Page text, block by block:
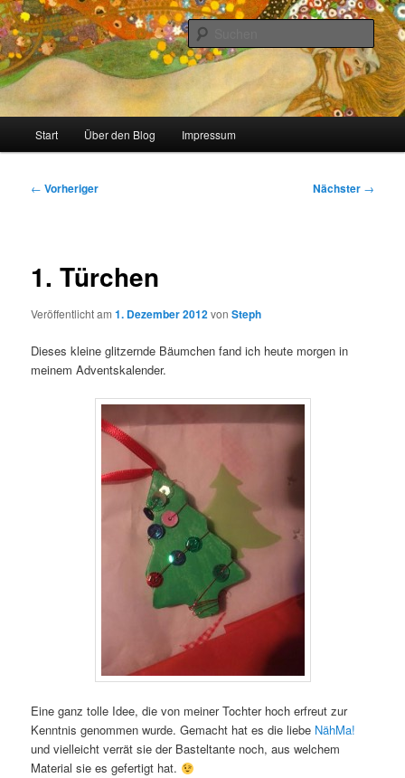
Zum
primären
Inhalt
springenmeinzigartig
Stricken, Nähen und alles was man selber machen kann
Start Über den Blog Impressum
Beitragsnavigation
← Vorheriger Nächster →
1. Türchen
Veröffentlicht am1. Dezember 2012vonSteph
Dieses kleine glitzernde Bäumchen fand ich heute morgen in
meinem Adventskalender.
Eine ganz tolle Idee, die von meiner Tochter hoch erfreut zur
Kenntnis genommen wurde. Gemacht hat es die liebe NähMa!
und vielleicht verrät sie der Basteltante noch, aus welchem
Material sie es gefertigt hat.